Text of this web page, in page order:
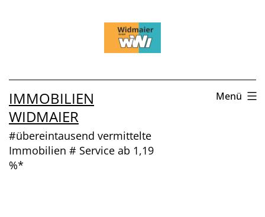
IMMOBILIEN
WIDMAIER
#übereintausend vermittelte
Immobilien # Service ab 1,19
%*
Menü